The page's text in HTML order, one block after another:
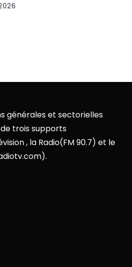
générales et sectorielles
trois supports
, la Radio(FM 90.7) et le